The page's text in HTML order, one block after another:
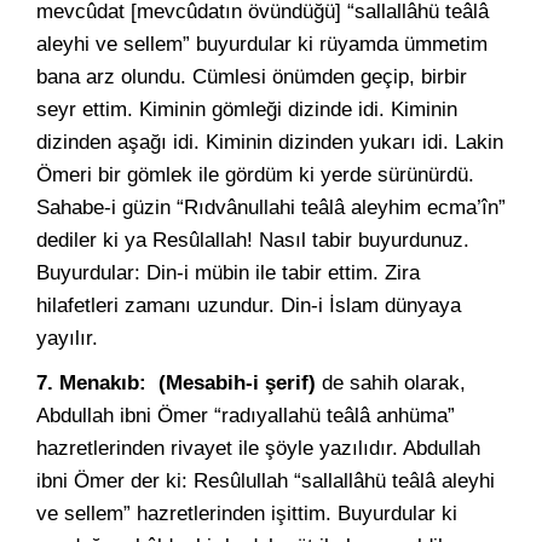
mevcûdat [mevcûdatın övündüğü] “sallallâhü teâlâ
aleyhi ve sellem” buyurdular ki rüyamda ümmetim
bana arz olundu. Cümlesi önümden geçip, birbir
seyr ettim. Kiminin gömleği dizinde idi. Kiminin
dizinden aşağı idi. Kiminin dizinden yukarı idi. Lakin
Ömeri bir gömlek ile gördüm ki yerde sürünürdü.
Sahabe-i güzin “Rıdvânullahi teâlâ aleyhim ecma’în”
dediler ki ya Resûlallah! Nasıl tabir buyurdunuz.
Buyurdular: Din-i mübin ile tabir ettim. Zira
hilafetleri zamanı uzundur. Din-i İslam dünyaya
yayılır.
7. Menakıb:
(Mesabih-i şerif) de sahih olarak,
Abdullah ibni Ömer “radıyallahü teâlâ anhüma”
hazretlerinden rivayet ile şöyle yazılıdır. Abdullah
ibni Ömer der ki: Resûlullah “sallallâhü teâlâ aleyhi
ve sellem” hazretlerinden işittim. Buyurdular ki